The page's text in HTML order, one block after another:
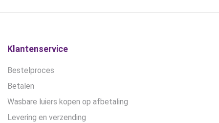
Klantenservice
Bestelproces
Betalen
Wasbare luiers kopen op afbetaling
Levering en verzending